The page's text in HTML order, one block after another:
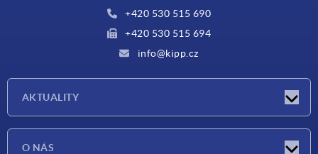
+420 530 515 690
+420 530 515 694
info@kipp.cz
AKTUALITY
O NÁS